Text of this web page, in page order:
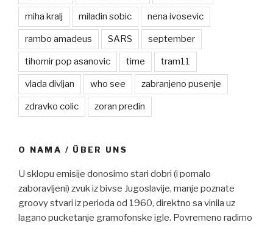
miha kralj miladin sobic nena ivosevic
rambo amadeus SARS september
tihomir pop asanovic time tram11
vlada divljan who see zabranjeno pusenje
zdravko colic zoran predin
O NAMA / ÜBER UNS
U sklopu emisije donosimo stari dobri (i pomalo
zaboravljeni) zvuk iz bivse Jugoslavije, manje poznate
groovy stvari iz perioda od 1960, direktno sa vinila uz
lagano pucketanje gramofonske igle. Povremeno radimo